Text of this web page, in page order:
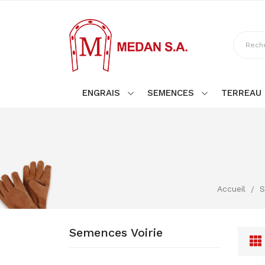
ENGRAIS SEMENCES TERREAU
Accueil
Semences Voirie